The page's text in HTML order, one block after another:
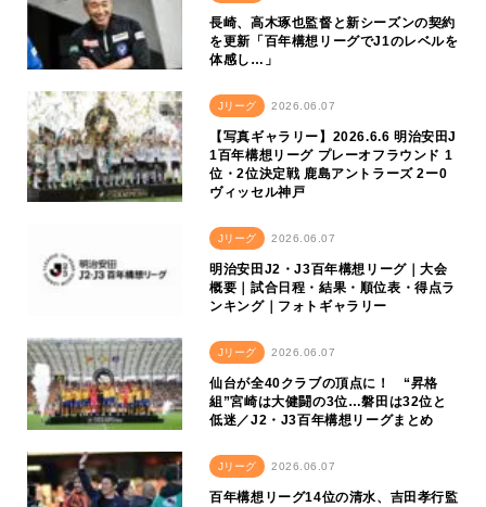
長崎、高木琢也監督と新シーズンの契約
を更新「百年構想リーグでJ1のレベルを
体感し…」
Jリーグ 2026.06.07
【写真ギャラリー】2026.6.6 明治安田J
1百年構想リーグ プレーオフラウンド 1
位・2位決定戦 鹿島アントラーズ 2ー0
ヴィッセル神戸
Jリーグ 2026.06.07
明治安田J2・J3百年構想リーグ｜大会
概要｜試合日程・結果・順位表・得点ラ
ンキング｜フォトギャラリー
Jリーグ 2026.06.07
仙台が全40クラブの頂点に！ “昇格
組”宮崎は大健闘の3位…磐田は32位と
低迷／J2・J3百年構想リーグまとめ
Jリーグ 2026.06.07
百年構想リーグ14位の清水、吉田孝行監